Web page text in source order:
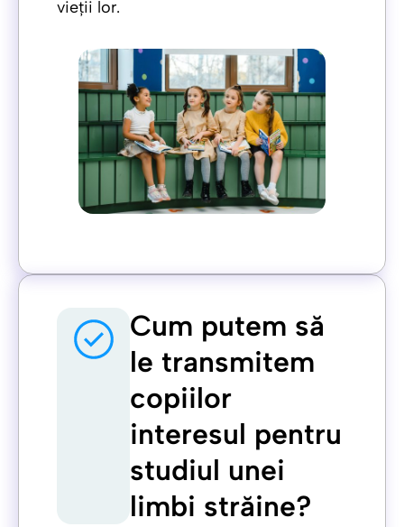
vieții lor.
Cum putem să
le transmitem
copiilor
interesul pentru
studiul unei
limbi străine?